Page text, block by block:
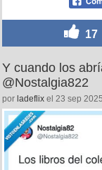
17
Y cuando los
@Nostalgia822
por ladeflix el 23 sep